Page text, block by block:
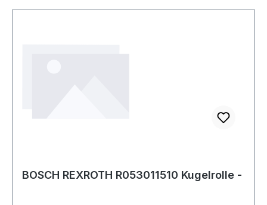
BOSCH REXROTH R053011510 Kugelrolle -